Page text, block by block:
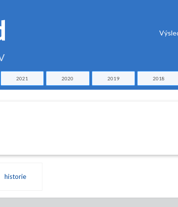
2021 2020 2019 2018
historie